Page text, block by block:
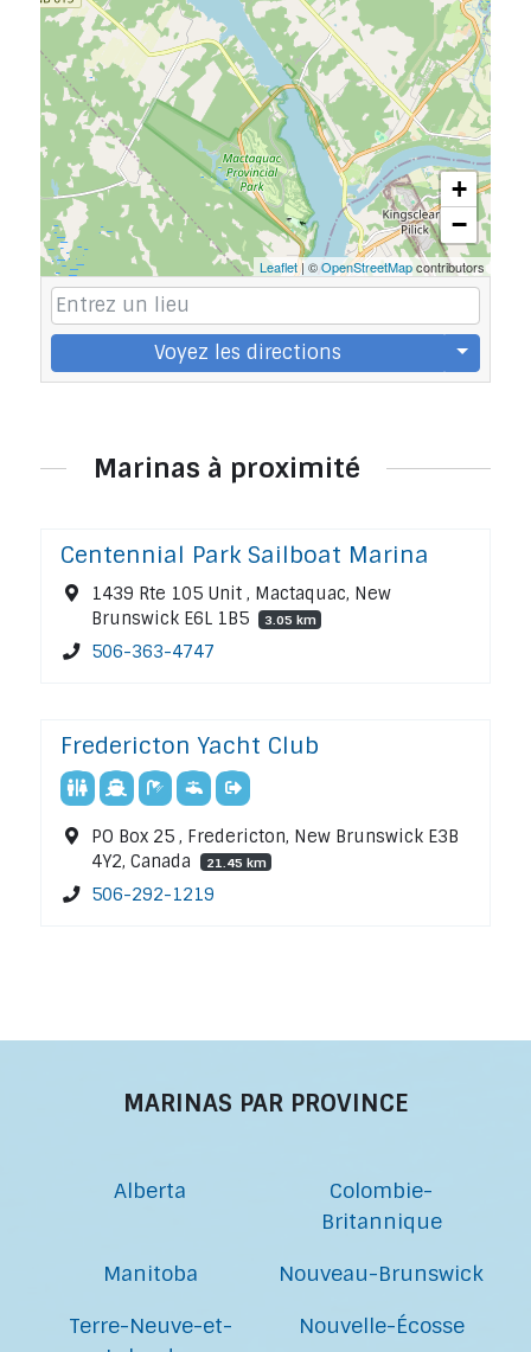
+
−
Leaflet| ©OpenStreetMapcontributors
Voyez les directions
Marinas à proximité
Centennial Park Sailboat Marina
1439 Rte 105 Unit , Mactaquac, New
Brunswick E6L 1B5
3.05 km
506-363-4747
Fredericton Yacht Club
PO Box 25 , Fredericton, New Brunswick E3B
4Y2, Canada
21.45 km
506-292-1219
MARINAS PAR PROVINCE
Alberta
Colombie-
Britannique
Manitoba
Nouveau-Brunswick
Terre-Neuve-et-
Nouvelle-Écosse